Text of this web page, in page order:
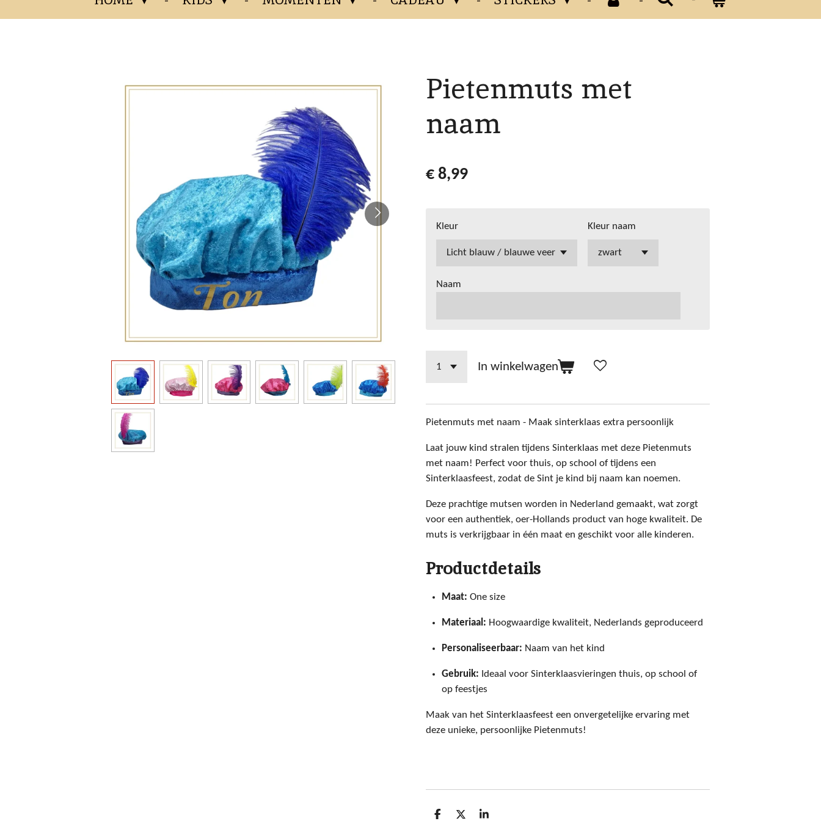
Pietenmuts met
naam
€ 8,99
Kleur Kleur naam
Naam
In winkelwagen
Pietenmuts met naam - Maak sinterklaas extra persoonlijk
Laat jouw kind stralen tijdens Sinterklaas met deze Pietenmuts
met naam! Perfect voor thuis, op school of tijdens een
Sinterklaasfeest, zodat de Sint je kind bij naam kan noemen.
Deze prachtige mutsen worden in Nederland gemaakt, wat zorgt
voor een authentiek, oer-Hollands product van hoge kwaliteit. De
muts is verkrijgbaar in één maat en geschikt voor alle kinderen.
Productdetails
Maat: One size
Materiaal: Hoogwaardige kwaliteit, Nederlands geproduceerd
Personaliseerbaar: Naam van het kind
Gebruik: Ideaal voor Sinterklaasvieringen thuis, op school of
op feestjes
Maak van het Sinterklaasfeest een onvergetelijke ervaring met
deze unieke, persoonlijke Pietenmuts!
D
D
S